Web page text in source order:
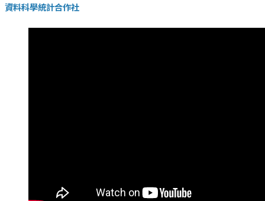
資料科學統計合作社